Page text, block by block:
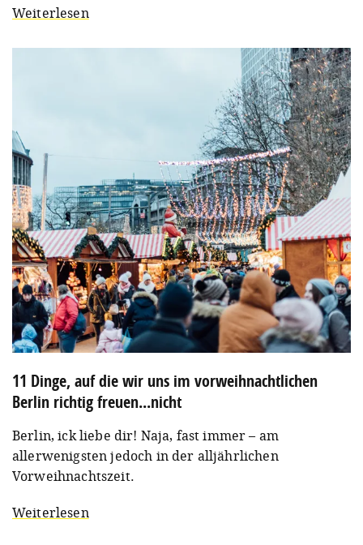
Weiterlesen
11 Dinge, auf die wir uns im vorweihnachtlichen
Berlin richtig freuen...nicht
Berlin, ick liebe dir! Naja, fast immer – am
allerwenigsten jedoch in der alljährlichen
Vorweihnachtszeit.
Weiterlesen